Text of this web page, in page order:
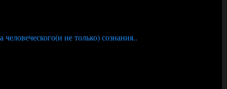
не только) сознания..